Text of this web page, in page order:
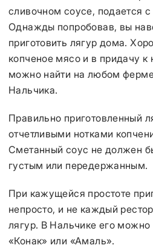
сливочном соусе, подается
Однажды попробовав, вы
приготовить лягур дома.
копченое мясо и в придачу
можно найти на любом
Нальчика.
Правильно приготовленный
отчетливыми нотками
Сметанный соус не должен
густым или передержанным.
При кажущейся простоте
непросто, и не каждый
лягур. В Нальчике его можно
«Конак» или «Амаль».